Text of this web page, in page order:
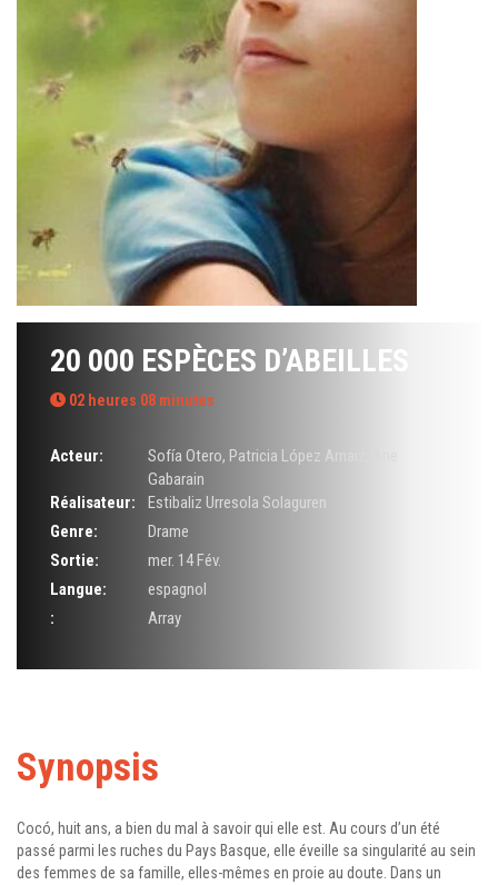
20 000 ESPÈCES D’ABEILLES
02 heures 08 minutes
Acteur: Sofía Otero, Patricia López Arnaiz
Gabarain
Réalisateur:
Estibaliz Urresola Solaguren
Genre:
Drame
Sortie:
mer. 14 Fév.
Langue:
espagnol
:
Array
Synopsis
Cocó, huit ans, a bien du mal à savoir qui elle est. Au cours d’un été
passé parmi les ruches du Pays Basque, elle éveille sa singularité au sein
des femmes de sa famille, elles-mêmes en proie au doute. Dans un